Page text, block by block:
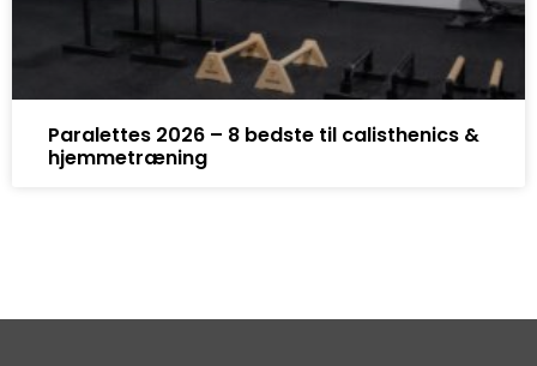
Paralettes 2026 – 8 bedste til calisthenics &
hjemmetræning